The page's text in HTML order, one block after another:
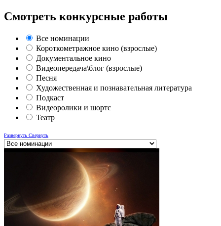
Смотреть конкурсные работы
Все номинации
Короткометражное кино (взрослые)
Документальное кино
Видеопередача\блог (взрослые)
Песня
Художественная и познавательная литература
Подкаст
Видеоролики и шортс
Театр
Развернуть Свернуть